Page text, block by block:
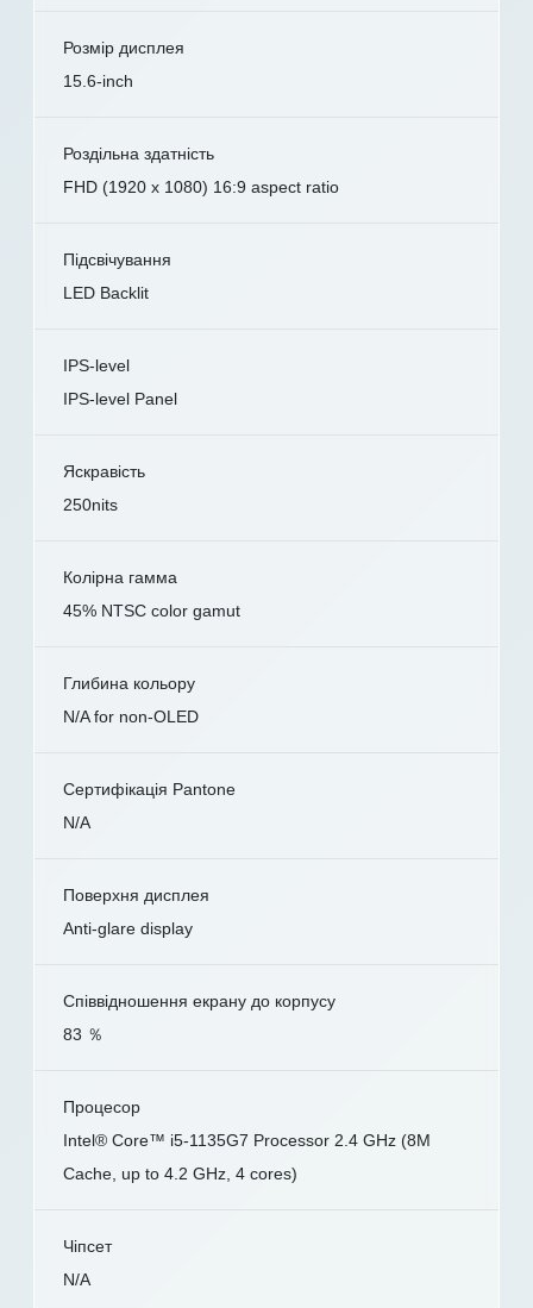
Розмір дисплея
15.6-inch
Роздільна здатність
FHD (1920 x 1080) 16:9 aspect ratio
Підсвічування
LED Backlit
IPS-level
IPS-level Panel
Яскравість
250nits
Колірна гамма
45% NTSC color gamut
Глибина кольору
N/A for non-OLED
Сертифікація Pantone
N/A
Поверхня дисплея
Anti-glare display
Співвідношення екрану до корпусу
83 ％
Процесор
Intel® Core™ i5-1135G7 Processor 2.4 GHz (8M
Cache, up to 4.2 GHz, 4 cores)
Чіпсет
N/A